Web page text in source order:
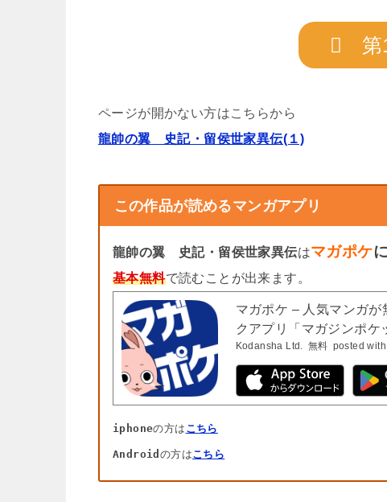
ページが開かない方はこちらから
龍帥の翼 史記・留侯世家異伝(１)
この作品が読めるマンガアプリ
龍帥の翼 史記・留侯世家異伝はマガポケ
基本無料で読むことが出来ます。
マガポケ – 人気マンガ
クアプリ「マガジンポケ
Kodansha Ltd. 無料 posted with
iphoneの方は こちら
Android の方はこちら